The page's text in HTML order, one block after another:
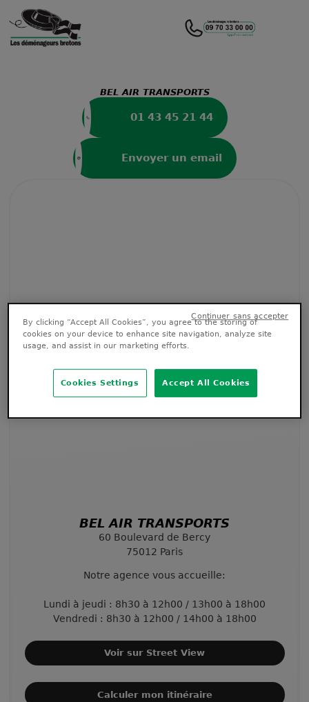
BEL AIR TRANSPORTS
01 43 45 21 44
Envoyer un email
BEL AIR TRANSPORTS
60 Boulevard de Bercy
75012 Paris
Notre agence vous accueille:
Lundi à jeudi : 8h30 à 12h00 / 13h00 à 18h00
Vendredi : 8h30 à 12h00 / 14h00 à 18h00
Voir sur Street View
Calculer mon itinéraire
By clicking “Accept All Cookies”, you agree to the storing of
cookies on your device to enhance site navigation, analyze site
usage, and assist in our marketing efforts.
Accept All Cookies
Cookies Settings